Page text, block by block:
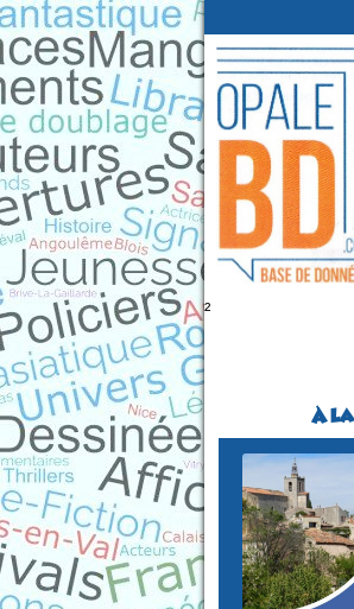
²
À
(Var -
du 22 au